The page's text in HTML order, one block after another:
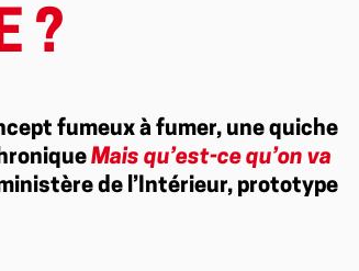
?
fumeux à fumer, une quiche
Mais qu’est-ce qu’on va
de l’Intérieur, prototype